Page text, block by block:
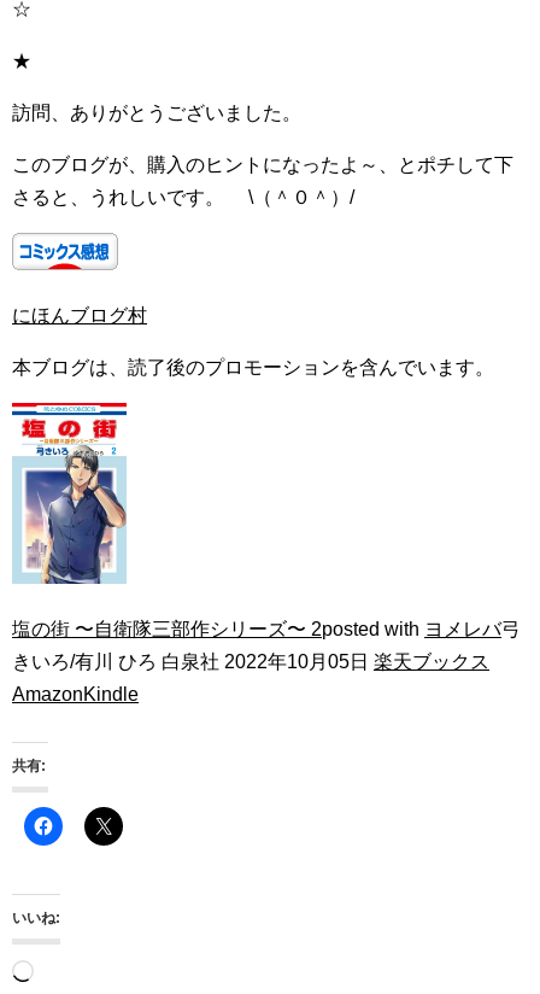
☆
★
訪問、ありがとうございました。
このブログが、購入のヒントになったよ～、とポチして下
さると、うれしいです。 \（＾０＾）/
にほんブログ村
本ブログは、読了後のプロモーションを含んでいます。
塩の街 〜自衛隊三部作シリーズ〜 2posted with ヨメレバ弓
きいろ/有川 ひろ 白泉社 2022年10月05日 楽天ブックス
AmazonKindle
共有:
いいね:
読